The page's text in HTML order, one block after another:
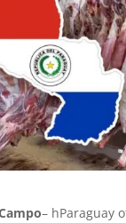
– hParaguay